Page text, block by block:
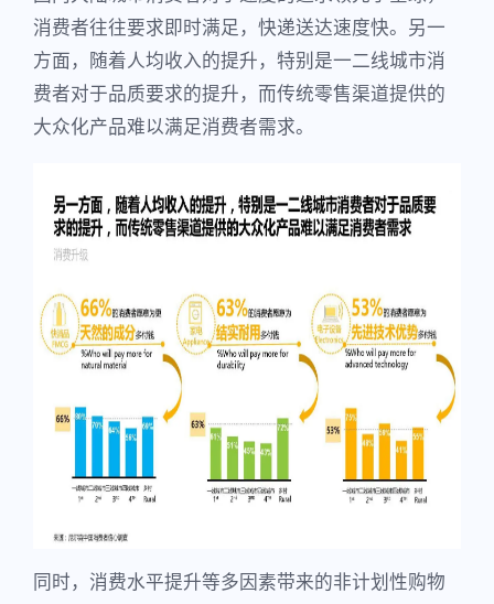
消费者往往要求即时满足，快递送达速度快。另一
方面，随着人均收入的提升，特别是一二线城市消
费者对于品质要求的提升，而传统零售渠道提供的
大众化产品难以满足消费者需求。
同时，消费水平提升等多因素带来的非计划性购物